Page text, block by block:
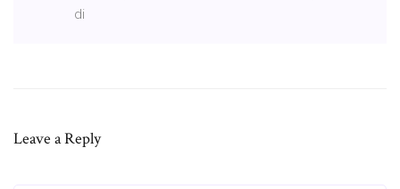
di
Leave a Reply